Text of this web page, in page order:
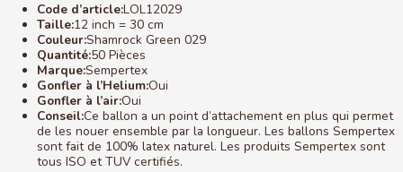
Code d’article:LOL12029
Taille:12 inch = 30 cm
Couleur:Shamrock Green 029
Quantité:50 Pièces
Marque:Sempertex
Gonfler à l’Helium:Oui
Gonfler à l’air:Oui
Conseil:Ce ballon a un point d’attachement en plus qui permet
de les nouer ensemble par la longueur. Les ballons Sempertex
sont fait de 100% latex naturel. Les produits Sempertex sont
tous ISO et TUV certifiés.